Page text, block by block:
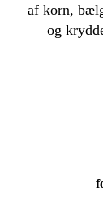
af korn,
og